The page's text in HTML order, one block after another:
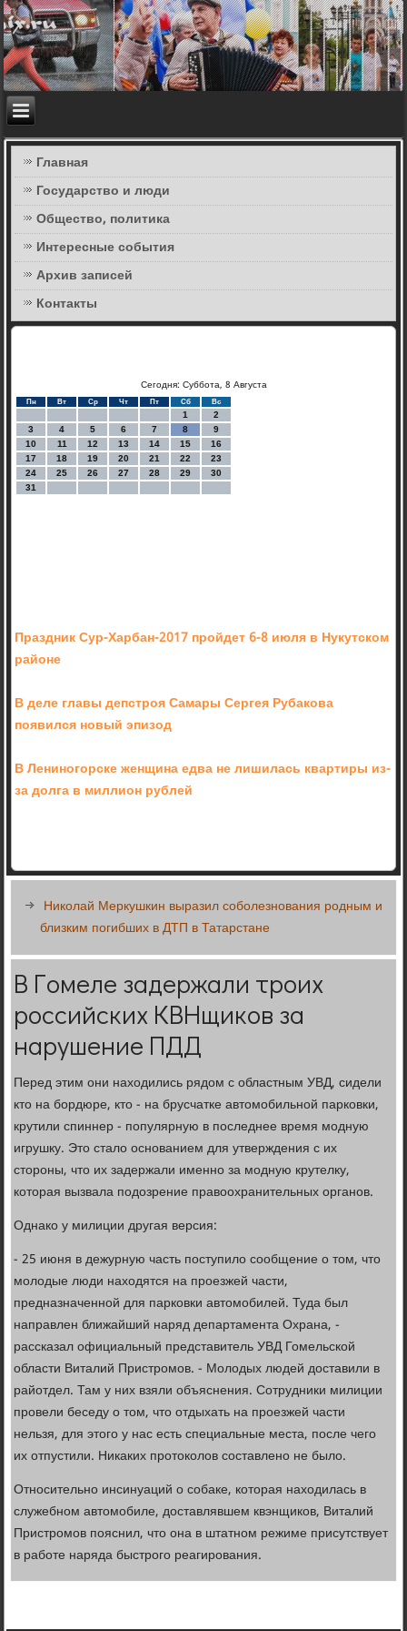
Главная
Государство и люди
Общество, политика
Интересные события
Архив записей
Контакты
Сегодня: Суббота, 8 Августа
Пн Вт Ср Чт Пт Сб Вс
1
2
3
4 5 6 7 8
9
10
11 12 13 14 15
16
17
18 19 20 21 22
23
24
25 26 27 28 29
30
31
Праздник Сур-Харбан-2017 пройдет 6-8 июля в Нукутском
районе
В деле главы депстроя Самары Сергея Рубакова
появился новый эпизод
В Лениногорске женщина едва не лишилась квартиры из-
за долга в миллион рублей
Николай Меркушкин выразил соболезнования родным и
близким погибших в ДТП в Татарстане
В Гомеле задержали троих
российских КВНщиков за
нарушение ПДД
Перед этим они находились рядом с областным УВД, сидели
кто на бордюре, кто - на брусчатке автомобильной парковки,
крутили спиннер - популярную в последнее время модную
игрушку. Это стало основанием для утверждения с их
стороны, что их задержали именно за модную крутелку,
которая вызвала подозрение правоохранительных органов.
Однако у милиции другая версия:
- 25 июня в дежурную часть поступило сообщение о том, что
молодые люди находятся на проезжей части,
предназначенной для парковки автомобилей. Туда был
направлен ближайший наряд департамента Охрана, -
рассказал официальный представитель УВД Гомельской
области Виталий Пристромов. - Молодых людей доставили в
райотдел. Там у них взяли объяснения. Сотрудники милиции
провели беседу о том, что отдыхать на проезжей части
нельзя, для этого у нас есть специальные места, после чего
их отпустили. Никаких протоколов составлено не было.
Относительно инсинуаций о собаке, которая находилась в
служебном автомобиле, доставлявшем квэнщиков, Виталий
Пристромов пояснил, что она в штатном режиме присутствует
в работе наряда быстрого реагирования.